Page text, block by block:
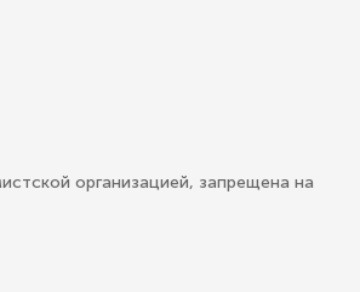
организацией, запрещена на